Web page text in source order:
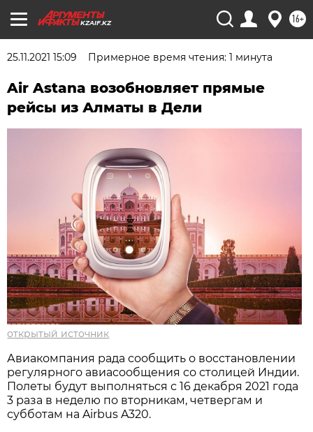
KZAIF.KZ 16+
25.11.2021 15:09 Примерное время чтения: 1 минута
Air Astana возобновляет прямые
рейсы из Алматы в Дели
открытый источник
Авиакомпания рада сообщить о восстановлении
регулярного авиасообщения со столицей Индии.
Полеты будут выполняться с 16 декабря 2021 года
3 раза в неделю по вторникам, четвергам и
субботам на Airbus A320.